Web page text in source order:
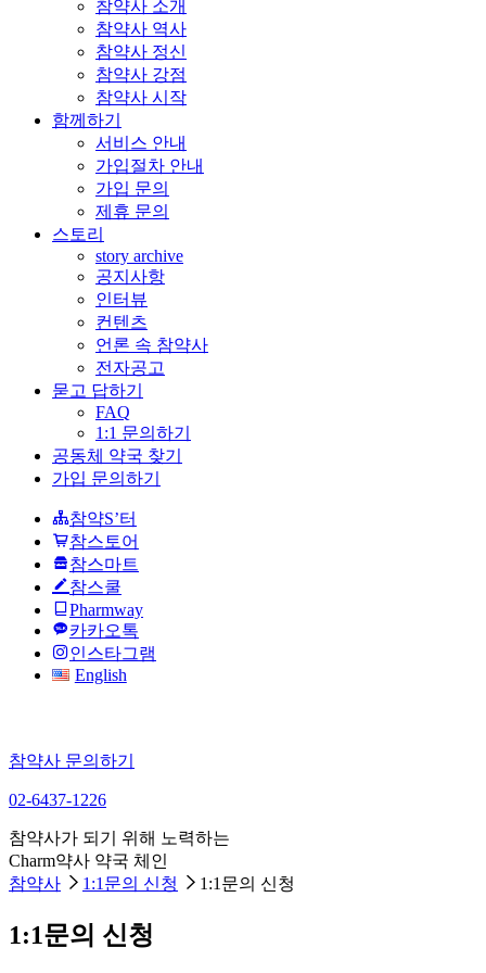
참약사 소개
참약사 역사
참약사 정신
참약사 강점
참약사 시작
함께하기
서비스 안내
가입절차 안내
가입 문의
제휴 문의
스토리
story archive
공지사항
인터뷰
컨텐츠
언론 속 참약사
전자공고
묻고 답하기
FAQ
1:1 문의하기
공동체 약국 찾기
가입 문의하기
참약S’터
참스토어
참스마트
참스쿨
Pharmway
카카오톡
인스타그램
English
참약사 문의하기
02-6437-1226
참약사가 되기 위해 노력하는
Charm약사 약국 체인
참약사
1:1문의 신청 1:1문의 신청
1:1문의 신청